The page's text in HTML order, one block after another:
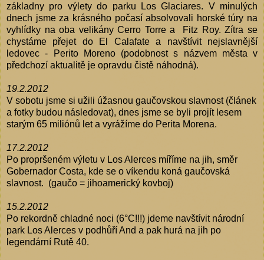
základny pro výlety do parku Los Glaciares. V minulých
dnech jsme za krásného počasí absolvovali horské túry na
vyhlídky na oba velikány Cerro Torre a Fitz Roy. Zítra se
chystáme přejet do El Calafate a navštívit nejslavnější
ledovec - Perito Moreno (podobnost s názvem města v
předchozí aktualitě je opravdu čistě náhodná).
19.2.2012
V sobotu jsme si užili úžasnou gaučovskou slavnost (článek
a fotky budou následovat), dnes jsme se byli projít lesem
starým 65 miliónů let a vyrážíme do Perita Morena.
17.2.2012
Po propršeném výletu v Los Alerces míříme na jih, směr
Gobernador Costa, kde se o víkendu koná gaučovská
slavnost. (gaučo = jihoamerický kovboj)
15.2.2012
Po rekordně chladné noci (6°C!!!) jdeme navštívit národní
park Los Alerces v podhůří And a pak hurá na jih po
legendární Rutě 40.